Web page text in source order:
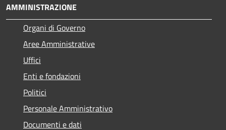
AMMINISTRAZIONE
Organi di Governo
Aree Amministrative
Uffici
Enti e fondazioni
Politici
Personale Amministrativo
Documenti e dati